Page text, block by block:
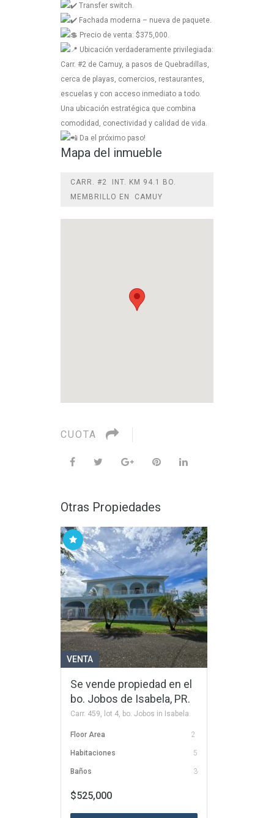
Transfer switch.
Fachada moderna – nueva de paquete.
Precio de venta: $375,000.
Ubicación verdaderamente privilegiada:
Carr. #2 de Camuy, a pasos de Quebradillas,
cerca de playas, comercios, restaurantes,
escuelas y con acceso inmediato a todo.
Una ubicación estratégica que combina
comodidad, conectividad y calidad de vida.
Da el próximo paso!
Mapa del inmueble
CARR. #2 INT. KM 94.1 BO.
MEMBRILLO EN CAMUY
CUOTA
Otras Propiedades
VENTA
Se vende propiedad en el
bo. Jobos de Isabela, PR.
Carr. 459, lot 4, bo. Jobos in Isabela.
Floor Area 2
Habitaciones 5
Baños 3
$525,000